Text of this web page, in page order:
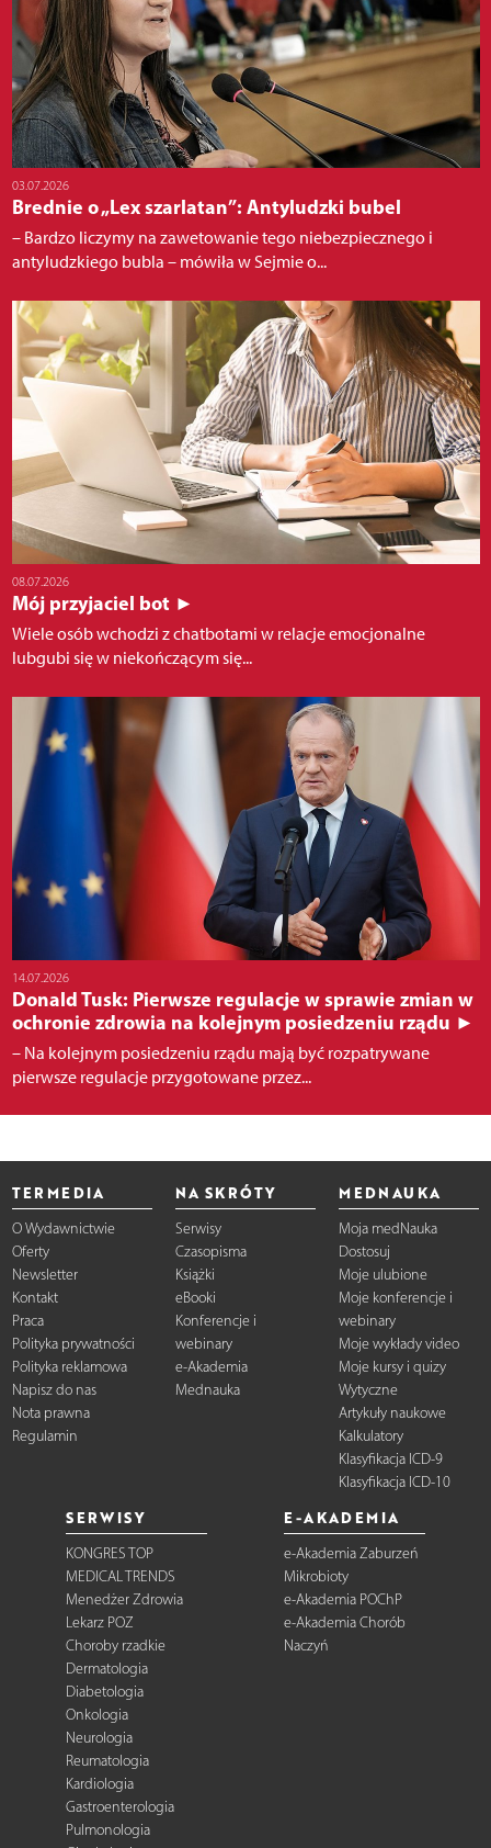
03.07.2026
Brednie o „Lex szarlatan”: Antyludzki bubel
– Bardzo liczymy na zawetowanie tego niebezpiecznego i
antyludzkiego bubla – mówiła w Sejmie o...
08.07.2026
Mój przyjaciel bot ►
Wiele osób wchodzi z chatbotami w relacje emocjonalne
lubgubi się w niekończącym się...
14.07.2026
Donald Tusk: Pierwsze regulacje w sprawie zmian w
ochronie zdrowia na kolejnym posiedzeniu rządu ►
– Na kolejnym posiedzeniu rządu mają być rozpatrywane
pierwsze regulacje przygotowane przez...
TERMEDIA
O Wydawnictwie
Oferty
Newsletter
Kontakt
Praca
Polityka prywatności
Polityka reklamowa
Napisz do nas
Nota prawna
Regulamin
NA SKRÓTY
Serwisy
Czasopisma
Książki
eBooki
Konferencje i
webinary
e-Akademia
Mednauka
MEDNAUKA
Moja medNauka
Dostosuj
Moje ulubione
Moje konferencje i
webinary
Moje wykłady video
Moje kursy i quizy
Wytyczne
Artykuły naukowe
Kalkulatory
Klasyfikacja ICD-9
Klasyfikacja ICD-10
SERWISY
KONGRES TOP
MEDICAL TRENDS
Menedżer Zdrowia
Lekarz POZ
Choroby rzadkie
Dermatologia
Diabetologia
Onkologia
Neurologia
Reumatologia
Kardiologia
Gastroenterologia
Pulmonologia
E-AKADEMIA
e-Akademia Zaburzeń
Mikrobioty
e-Akademia POChP
e-Akademia Chorób
Naczyń